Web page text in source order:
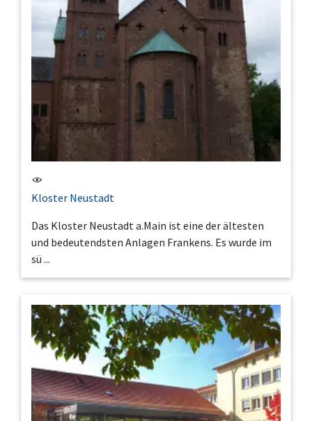
Kloster Neustadt
Das Kloster Neustadt a.Main ist eine der ältesten
und bedeutendsten Anlagen Frankens. Es wurde im
sü ...